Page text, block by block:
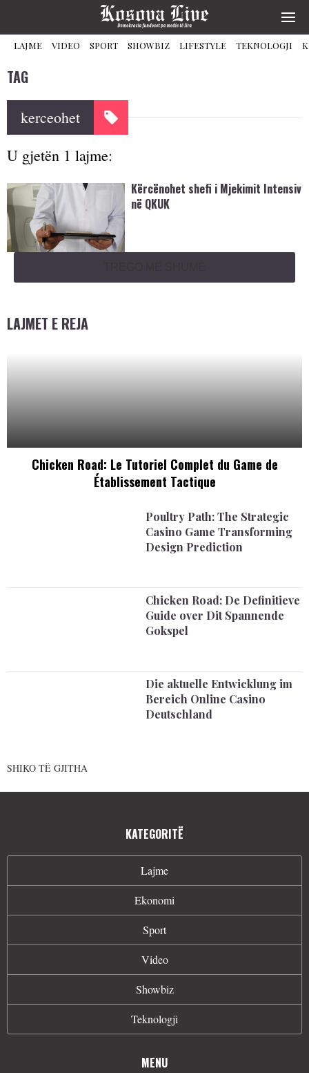
LAJME VIDEO SPORT SHOWBIZ LIFESTYLE TEKNOLOGJI
TAG
kerceohet
U gjetën 1 lajme:
Kërcënohet shefi i Mjekimit Intensiv
në QKUK
LAJMET E REJA
Chicken Road: Le Tutoriel Complet du Game de
Établissement Tactique
Poultry Path: The Strategic
Casino Game Transforming
Design Prediction
Chicken Road: De Definitieve
Guide over Dit Spannende
Gokspel
Die aktuelle Entwicklung im
Bereich Online Casino
Deutschland
SHIKO TË GJITHA
KATEGORITË
Lajme
Ekonomi
Sport
Video
Showbiz
Teknologji
MENU